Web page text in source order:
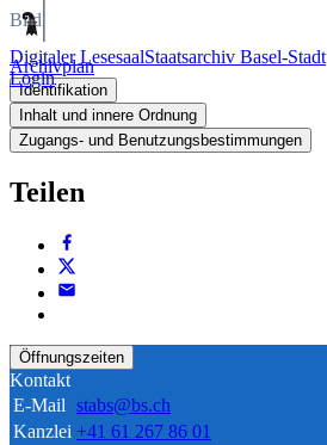
Digitaler LesesaalStaatsarchiv Basel-Stadt
Login
Bild
Archivplan
Identifikation
Inhalt und innere Ordnung
Zugangs- und Benutzungsbestimmungen
Teilen
Öffnungszeiten
Kontakt
E-Mail stabs@bs.ch
Kanzlei +41 61 267 86 01